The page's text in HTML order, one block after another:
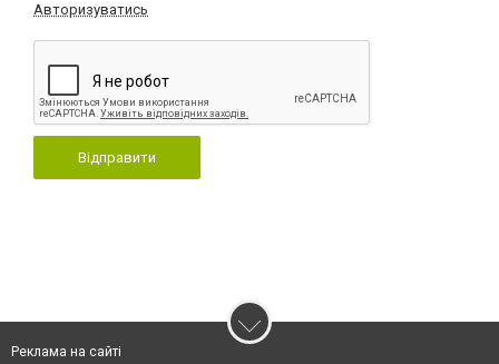
Авторизуватись
Відправити
Реклама на сайті